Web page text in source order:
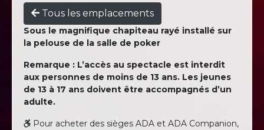
Tous les emplacements
Sous le magnifique chapiteau rayé installé sur
la pelouse de la salle de poker
Remarque : L’accès au spectacle est interdit
aux personnes de moins de 13 ans. Les jeunes
de 13 à 17 ans doivent être accompagnés d’un
adulte.
Pour acheter des sièges ADA et ADA Companion,